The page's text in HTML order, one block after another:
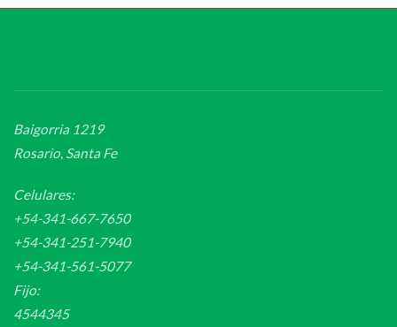
Baigorria 1219
Rosario, Santa Fe
Celulares:
+54-341-667-7650
+54-341-251-7940
+54-341-561-5077
Fijo:
4544345